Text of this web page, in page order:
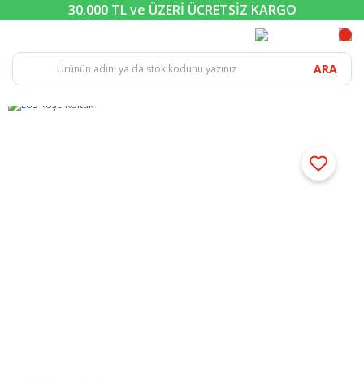
30.000 TL ve ÜZERİ ÜCRETSİZ KARGO
ARA